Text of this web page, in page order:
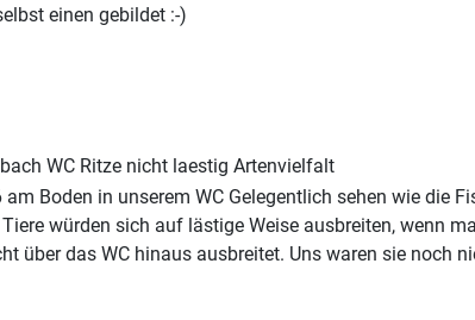
einen gebildet :-)
Boden in unserem WC Gelegentlich sehen wie die
würden sich auf lästige Weise ausbreiten, wenn
das WC hinaus ausbreitet. Uns waren sie noch